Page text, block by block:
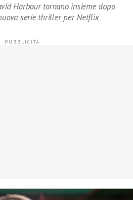
Harbour tornano insieme dopo
serie thriller per Netflix